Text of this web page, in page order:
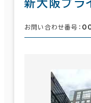
新大阪プラ
お問い合わせ番号：